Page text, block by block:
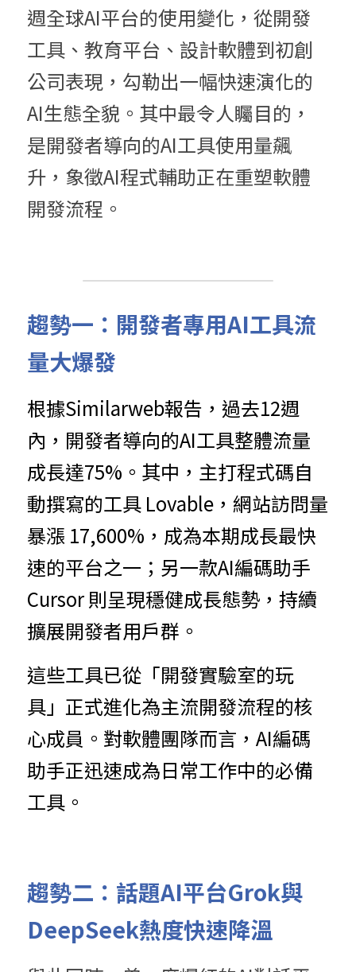
週全球AI平台的使用變化，從開發
工具、教育平台、設計軟體到初創
公司表現，勾勒出一幅快速演化的
AI生態全貌。其中最令人矚目的，
是開發者導向的AI工具使用量飆
升，象徵AI程式輔助正在重塑軟體
開發流程。
趨勢一：開發者專用AI工具流
量大爆發
根據Similarweb報告，過去12週
內，開發者導向的AI工具整體流量
成長達75%。其中，主打程式碼自
動撰寫的工具 Lovable，網站訪問量
暴漲 17,600%，成為本期成長最快
速的平台之一；另一款AI編碼助手
Cursor 則呈現穩健成長態勢，持續
擴展開發者用戶群。
這些工具已從「開發實驗室的玩
具」正式進化為主流開發流程的核
心成員。對軟體團隊而言，AI編碼
助手正迅速成為日常工作中的必備
工具。
趨勢二：話題AI平台Grok與
DeepSeek熱度快速降溫